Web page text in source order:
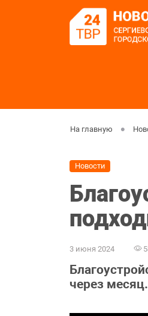
На главную
Новости
3 июня 2024
через месяц.